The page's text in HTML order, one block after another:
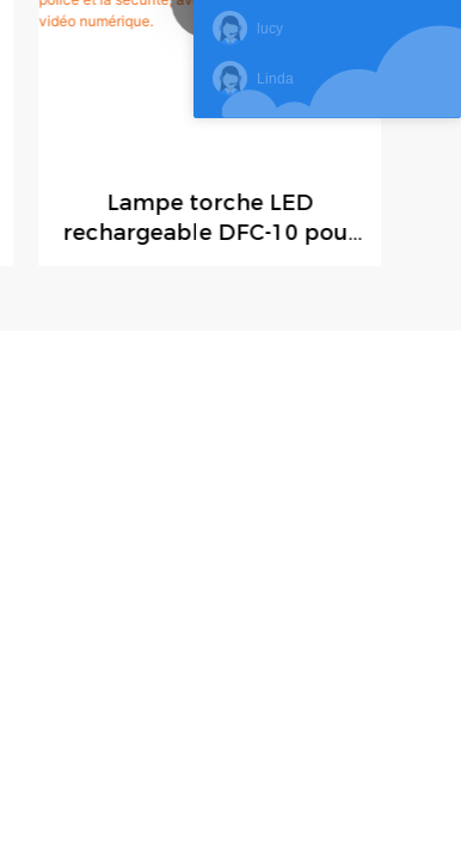
Lampe torche LED
rechargeable DFC-10 pour
lucy
Linda